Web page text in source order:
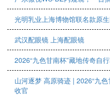
光明乳业上海博物馆联名款原
武汉配眼镜 上海配眼镜
2026“九色甘南杯”藏地传奇自
山河逐梦 高原骑迹 | 2026“九
收官